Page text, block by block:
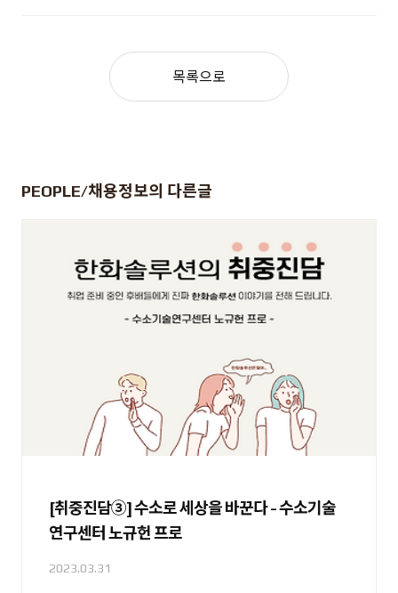
목록으로
PEOPLE/채용정보의 다른글
[취중진담③] 수소로 세상을 바꾼다 - 수소기술
연구센터 노규헌 프로
2023.03.31